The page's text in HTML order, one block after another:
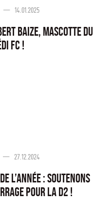
— 14.01.2025
Baize, mascotte du
FC !
— 27.12.2024
l’Année : Soutenons
pour la D2 !